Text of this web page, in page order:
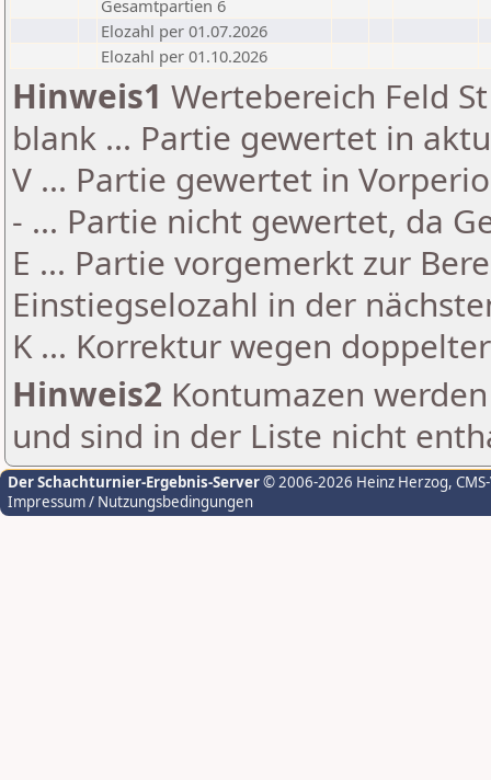
Gesamtpartien 6
Elozahl per 01.07.2026
Elozahl per 01.10.2026
Hinweis1 Wertebereich Feld
blank ... Partie gewertet in
V ... Partie gewertet in
- ... Partie nicht gewertet, da
E ... Partie vorgemerkt zur
Einstiegselozahl in der
K ... Korrektur wegen
Hinweis2 Kontumazen
und sind in der Liste nicht
Der Schachturnier-Ergebnis-Server© 2006-2026 Heinz Herzog,
Impressum / Nutzungsbedingungen